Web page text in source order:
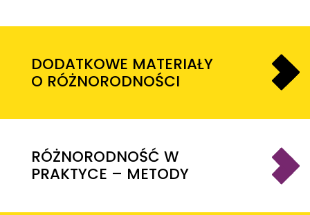
DODATKOWE MATERIAŁY
O RÓŻNORODNOŚCI
RÓŻNORODNOŚĆ W
PRAKTYCE – METODY